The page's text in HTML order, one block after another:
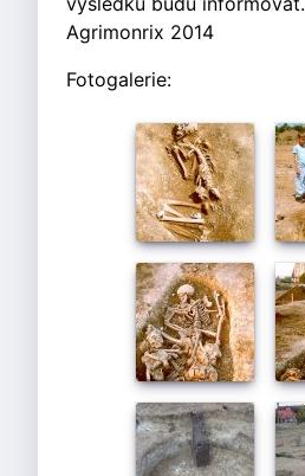
Agrimonrix 2014
Fotogalerie: